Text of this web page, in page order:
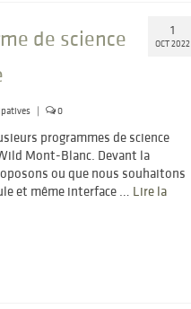
1
OCT 2022
de science
| 0
programmes de science
Mont-Blanc. Devant la
ou que nous souhaitons
et même interface … Lire la